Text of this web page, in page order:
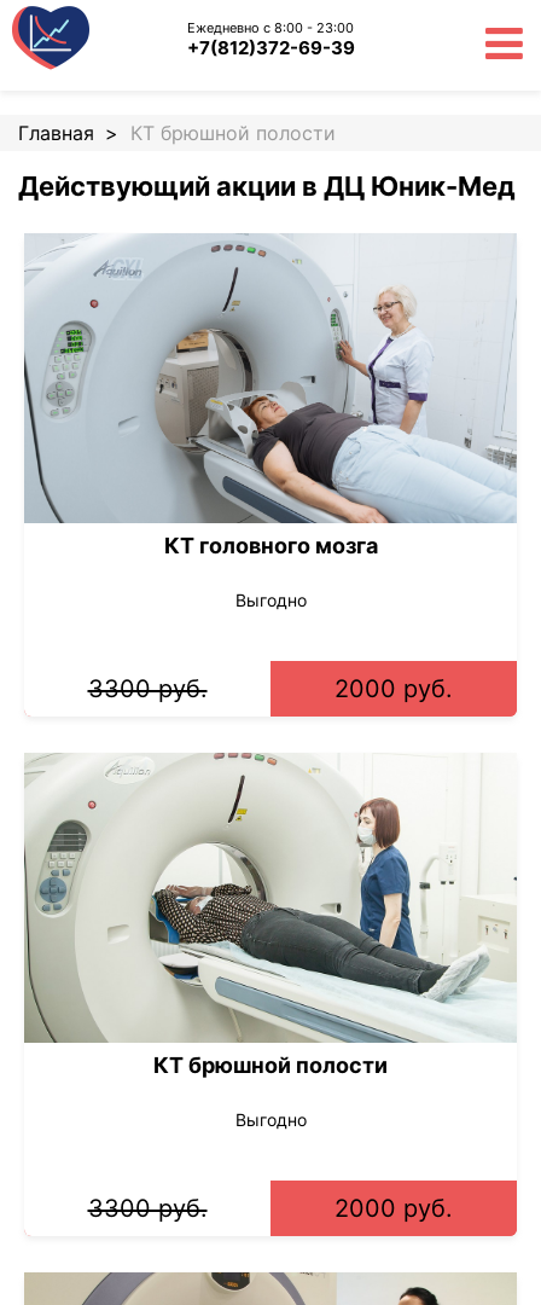
Ежедневно с 8:00 - 23:00
+7(812)372-69-39
Главная КТ брюшной полости
Действующий акции в ДЦ Юник-Мед
КТ головного мозга
Выгодно
3300 руб. 2000 руб.
КТ брюшной полости
Выгодно
3300 руб. 2000 руб.